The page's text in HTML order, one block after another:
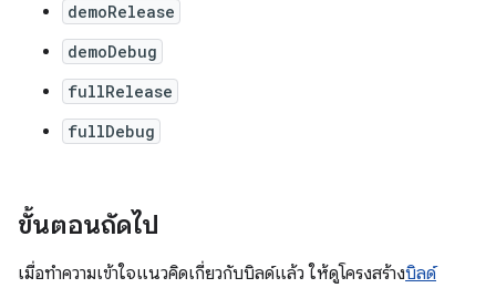
demoRelease
demoDebug
fullRelease
fullDebug
ขั้นตอนถัดไป
เมื่อทำความเข้าใจแนวคิดเกี่ยวกับบิลด์แล้ว ให้ดูโครงสร้างบิลด์